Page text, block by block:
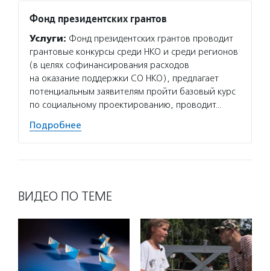
Фонд президентских грантов
Услуги: Фонд президентских грантов проводит
грантовые конкурсы среди НКО и среди регионов
(в целях софинансирования расходов
на оказание поддержки СО НКО), предлагает
потенциальным заявителям пройти базовый курс
по социальному проектированию, проводит…
Подробнее
ВИДЕО ПО ТЕМЕ